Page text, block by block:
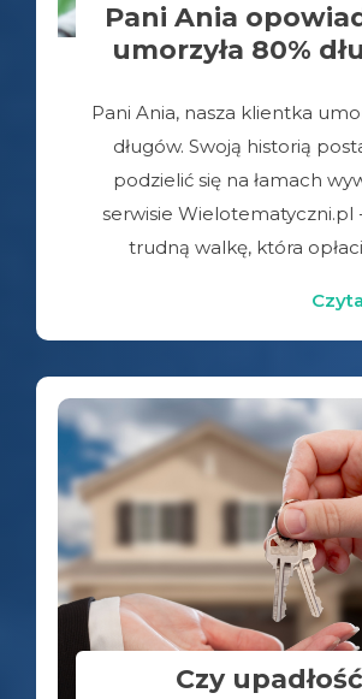
Pani Ania
umorzyła 80%
Pani Ania, nasza klientka
długów. Swoją historią
podzielić się na łamach
serwisie Wielotematyczni.pl
trudną walkę, która
Czy upadłość